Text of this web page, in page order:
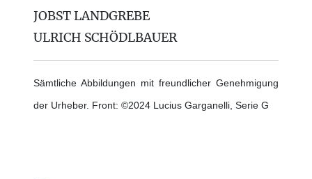
JOBST LANDGREBE
ULRICH SCHÖDLBAUER
Sämtliche Abbildungen mit freundlicher Genehmigung
der Urheber. Front: ©2024 Lucius Garganelli, Serie G